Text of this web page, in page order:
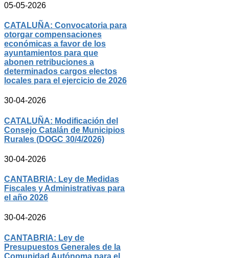
05-05-2026
CATALUÑA: Convocatoria para
otorgar compensaciones
económicas a favor de los
ayuntamientos para que
abonen retribuciones a
determinados cargos electos
locales para el ejercicio de 2026
30-04-2026
CATALUÑA: Modificación del
Consejo Catalán de Municipios
Rurales (DOGC 30/4/2026)
30-04-2026
CANTABRIA: Ley de Medidas
Fiscales y Administrativas para
el año 2026
30-04-2026
CANTABRIA: Ley de
Presupuestos Generales de la
Comunidad Autónoma para el